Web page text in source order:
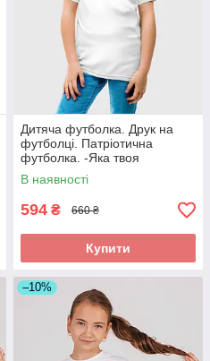
Дитяча футболка. Друк на
футболці. Патріотична
футболка. -Яка твоя
суперсила?-Я Українка
В наявності
594 ₴ 660 ₴
Купити
–10%